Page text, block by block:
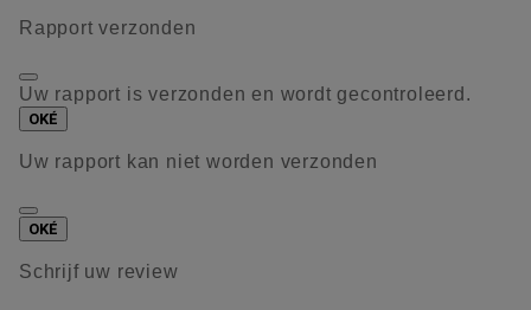
Rapport verzonden
Uw rapport is verzonden en wordt gecontroleerd.
OKÉ
Uw rapport kan niet worden verzonden
OKÉ
Schrijf uw review